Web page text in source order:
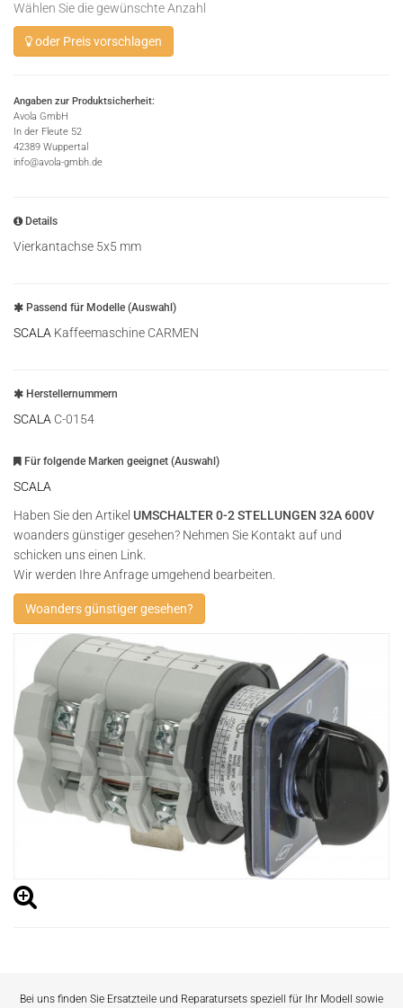
Wählen Sie die gewünschte Anzahl
oder Preis vorschlagen
Angaben zur Produktsicherheit:
Avola GmbH
In der Fleute 52
42389 Wuppertal
info@avola-gmbh.de
Details
Vierkantachse 5x5 mm
Passend für Modelle (Auswahl)
SCALA Kaffeemaschine CARMEN
Herstellernummern
SCALA C-0154
Für folgende Marken geeignet (Auswahl)
SCALA
Haben Sie den Artikel UMSCHALTER 0-2 STELLUNGEN 32A 600V
woanders günstiger gesehen? Nehmen Sie Kontakt auf und
schicken uns einen Link.
Wir werden Ihre Anfrage umgehend bearbeiten.
Woanders günstiger gesehen?
Bei uns finden Sie Ersatzteile und Reparatursets speziell für Ihr Modell sowie